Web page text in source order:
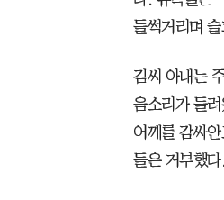
들썩거리며
김씨 아내는
음소리가 들
어깨를 감싸
들은 거부했다.